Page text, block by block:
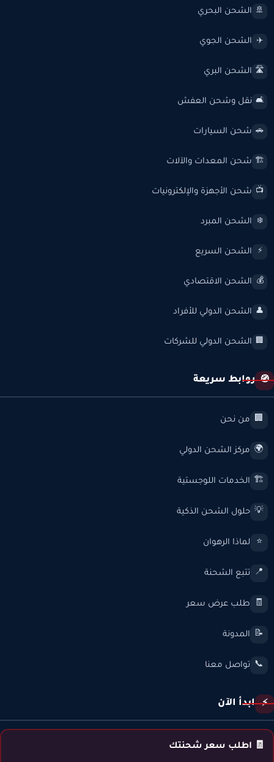
🚢 الشحن البحري
✈️ الشحن الجوي
🛣️ الشحن البري
🛋️ نقل وشحن العفش
🚗 شحن السيارات
🏗️ شحن المعدات والآلات
📺 شحن الأجهزة والإلكترونيات
❄️ الشحن المبرد
⚡ الشحن السريع
💰 الشحن الاقتصادي
👤 الشحن الدولي للأفراد
🏢 الشحن الدولي للشركات
🧭 روابط سريعة
🏢 من نحن
🌍 مركز الشحن الدولي
🏗️ الخدمات اللوجستية
💡 حلول الشحن الذكية
⭐ لماذا الرهوان
📍 تتبع الشحنة
🧾 طلب عرض سعر
📝 المدونة
📞 تواصل معنا
⚡ ابدأ الآن
🧾 اطلب سعر شحنتك